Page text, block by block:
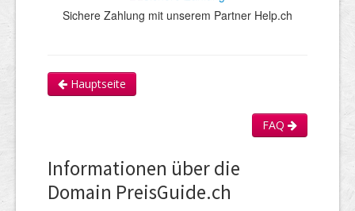
Sichere Zahlung mit unserem Partner Help.ch
Hauptseite
FAQ
Informationen über die
Domain PreisGuide.ch